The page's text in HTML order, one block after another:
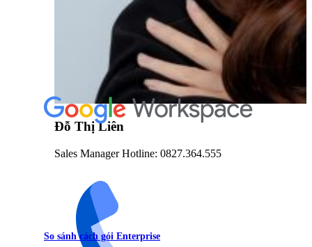
Đỗ Thị Liên
Sales Manager Hotline: 0827.364.555
So sánh cách gói Enterprise